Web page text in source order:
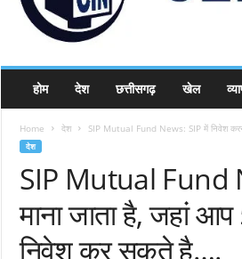
N
होम देश छत्तीसगढ़ खेल
Home देश SIP Mutual Fund News: SIP में निवेश
देश
SIP Mutual Fund
माना जाता है, जहां
निवेश कर सकते है….